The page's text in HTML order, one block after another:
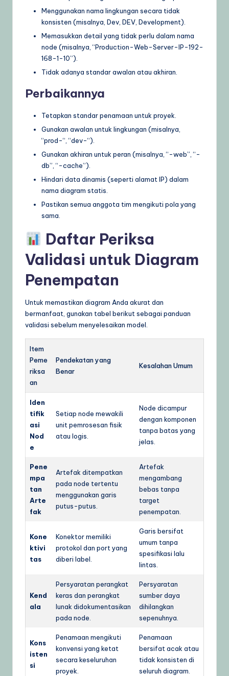
Menggunakan nama lingkungan secara tidak
konsisten (misalnya, Dev, DEV, Development).
Memasukkan detail yang tidak perlu dalam nama
node (misalnya, “Production-Web-Server-IP-192-
168-1-10”).
Tidak adanya standar awalan atau akhiran.
Perbaikannya
Tetapkan standar penamaan untuk proyek.
Gunakan awalan untuk lingkungan (misalnya,
“prod-“, “dev-“).
Gunakan akhiran untuk peran (misalnya, “-web”, “-
db”, “-cache”).
Hindari data dinamis (seperti alamat IP) dalam
nama diagram statis.
Pastikan semua anggota tim mengikuti pola yang
sama.
Daftar Periksa
Validasi untuk Diagram
Penempatan
Untuk memastikan diagram Anda akurat dan
bermanfaat, gunakan tabel berikut sebagai panduan
validasi sebelum menyelesaikan model.
Item
Peme
riksa
an
Pendekatan yang
Benar
Kesalahan Umum
Iden
tifik
asi
Nod
e
Setiap node mewakili
unit pemrosesan fisik
atau logis.
Node dicampur
dengan komponen
tanpa batas yang
jelas.
Pene
mpa
tan
Arte
fak
Artefak ditempatkan
pada node tertentu
menggunakan garis
putus-putus.
Artefak
mengambang
bebas tanpa
target
penempatan.
Kone
ktivi
tas
Konektor memiliki
protokol dan port yang
diberi label.
Garis bersifat
umum tanpa
spesifikasi lalu
lintas.
Kend
ala
Persyaratan perangkat
keras dan perangkat
lunak didokumentasikan
pada node.
Persyaratan
sumber daya
dihilangkan
sepenuhnya.
Kons
isten
si
Penamaan mengikuti
konvensi yang ketat
secara keseluruhan
proyek.
Penamaan
bersifat acak atau
tidak konsisten di
seluruh diagram.